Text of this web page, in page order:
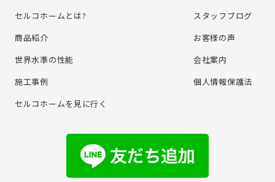
セルコホームとは?
商品紹介
世界水準の性能
施⼯事例
セルコホームを⾒に⾏く
スタッフブログ
お客様の声
会社案内
個⼈情報保護法